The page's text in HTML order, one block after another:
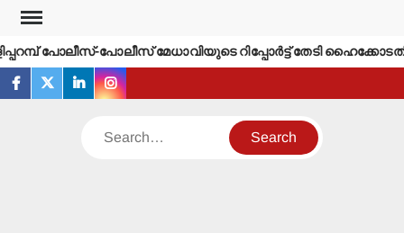
Skip
contentപോലീസ്-പോലീസ് മേധാവിയുടെ റിപ്പോര്‍ട്ട് തേടി ഹൈക്കോടതി.
facebook
twitterlinkedininstagram
Search